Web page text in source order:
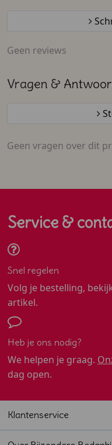
Geen reviews
Vragen &
Geen vragen over dit
Service &
Snel regelen
Volg je bestelling,
artikel.
Heb je ons nodig?
We helpen je graag.
dag open.
Klantenservice